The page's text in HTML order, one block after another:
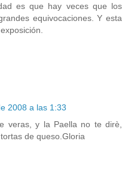
es que hay veces que los
equivocaciones. Y esta
2008 a las 1:33
veras, y la Paella no te dirè,
de queso.Gloria